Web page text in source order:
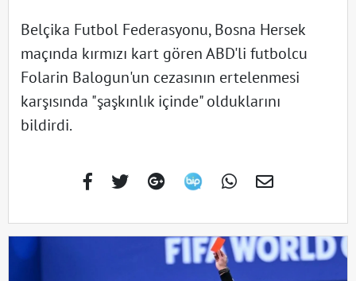
Belçika Futbol Federasyonu, Bosna Hersek
maçında kırmızı kart gören ABD'li futbolcu
Folarin Balogun'un cezasının ertelenmesi
karşısında "şaşkınlık içinde" olduklarını
bildirdi.